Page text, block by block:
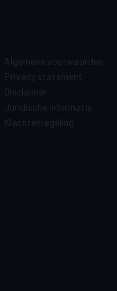
Algemene voorwaarden
Privacy statement
Disclaimer
Juridische informatie
Klachtenregeling